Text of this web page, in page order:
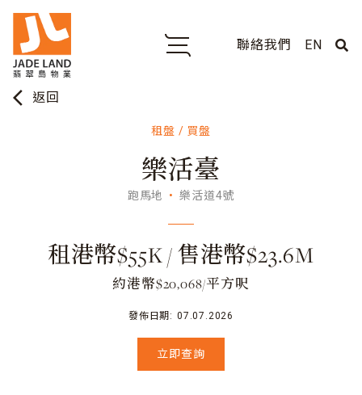
聯絡我們 EN
arrow_back_ios 返回
租盤 / 買盤
樂活臺
跑馬地 樂活道4號
租港幣$55K / 售港幣$23.6M
約港幣$20,068/平方呎
發佈日期: 07.07.2026
立即查詢